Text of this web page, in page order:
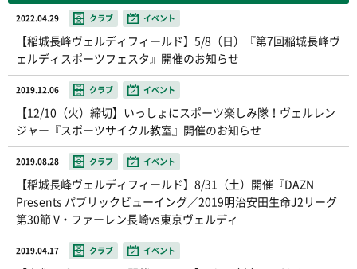
2022.04.29 クラブ イベント
【稲城長峰ヴェルディフィールド】5/8（日）『第7回稲城長峰ヴ
ェルディスポーツフェスタ』開催のお知らせ
2019.12.06 クラブ イベント
【12/10（火）締切】いっしょにスポーツ楽しみ隊！ヴェルレン
ジャー『スポーツサイクル教室』開催のお知らせ
2019.08.28 クラブ イベント
【稲城長峰ヴェルディフィールド】8/31（土）開催『DAZN
Presents パブリックビューイング／2019明治安田生命J2リーグ
第30節 V・ファーレン長崎vs東京ヴェルディ
2019.04.17 クラブ イベント